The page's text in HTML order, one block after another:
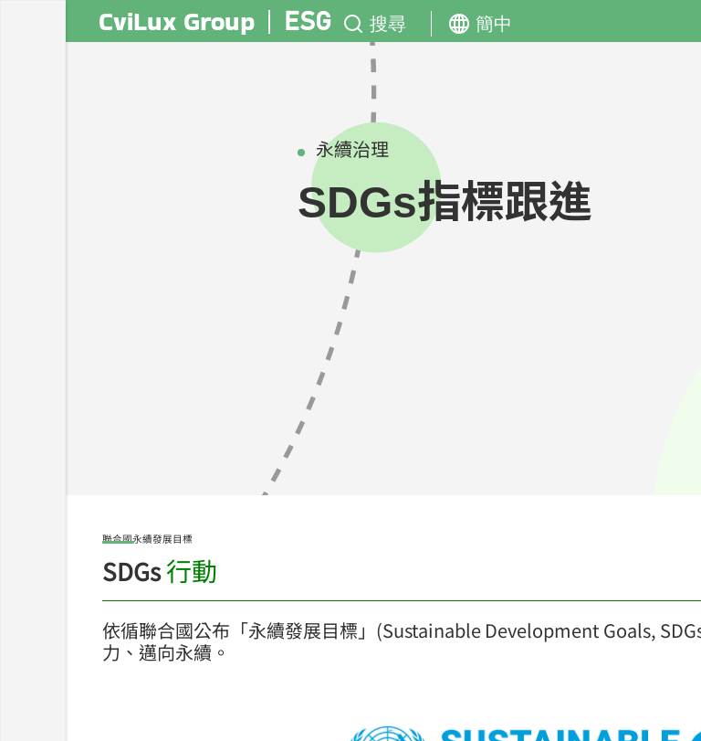
CviLux Group ESG 搜尋
永續治理
SDGs指標跟進
聯合國永續發展目標
SDGs行動
依循聯合國公布「永續發展目標」(Sustainable Development Goals,
力、邁向永續。